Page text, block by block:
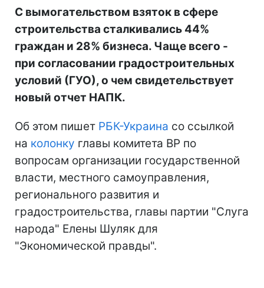
С вымогательством взяток в сфере
строительства сталкивались 44%
граждан и 28% бизнеса. Чаще всего -
при согласовании градостроительных
условий (ГУО), о чем свидетельствует
новый отчет НАПК.
Об этом пишет РБК-Украина со ссылкой
на колонку главы комитета ВР по
вопросам организации государственной
власти, местного самоуправления,
регионального развития и
градостроительства, главы партии "Слуга
народа" Елены Шуляк для
"Экономической правды".